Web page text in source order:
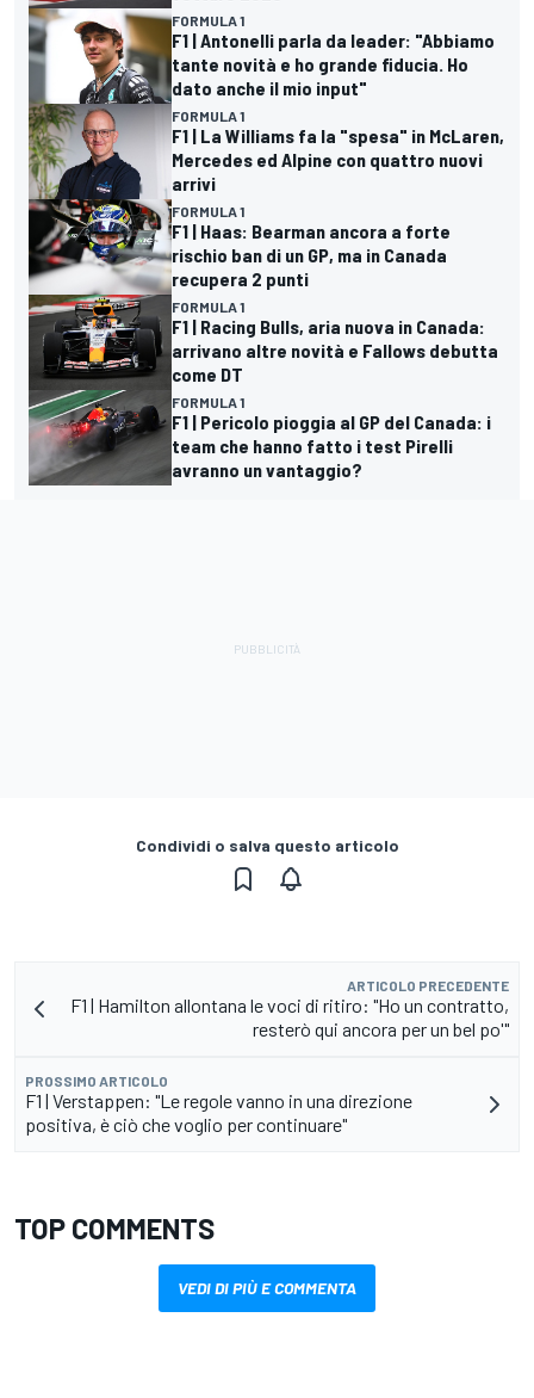
FORMULA 1
F1 | Antonelli parla da leader: "Abbiamo
tante novità e ho grande fiducia. Ho
dato anche il mio input"
FORMULA 1
F1 | La Williams fa la "spesa" in McLaren,
Mercedes ed Alpine con quattro nuovi
arrivi
FORMULA 1
F1 | Haas: Bearman ancora a forte
rischio ban di un GP, ma in Canada
recupera 2 punti
FORMULA 1
F1 | Racing Bulls, aria nuova in Canada:
arrivano altre novità e Fallows debutta
come DT
FORMULA 1
F1 | Pericolo pioggia al GP del Canada: i
team che hanno fatto i test Pirelli
avranno un vantaggio?
Condividi o salva questo articolo
ARTICOLO PRECEDENTE
F1 | Hamilton allontana le voci di ritiro: "Ho un contratto,
resterò qui ancora per un bel po'"
PROSSIMO ARTICOLO
F1 | Verstappen: "Le regole vanno in una direzione
positiva, è ciò che voglio per continuare"
TOP COMMENTS
VEDI DI PIÙ E COMMENTA